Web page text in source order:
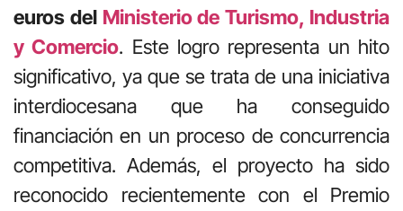
euros del Ministerio de Turismo, Industria
y Comercio. Este logro representa un hito
significativo, ya que se trata de una iniciativa
interdiocesana que ha conseguido
financiación en un proceso de concurrencia
competitiva. Además, el proyecto ha sido
reconocido recientemente con el Premio